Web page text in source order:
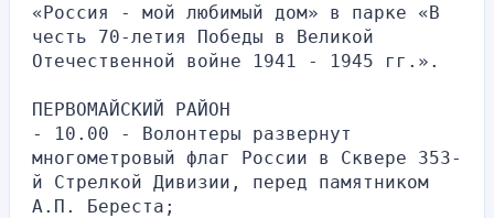
«Россия - мой любимый дом» в парке «В
честь 70-летия Победы в Великой
Отечественной войне 1941 - 1945 гг.».
ПЕРВОМАЙСКИЙ РАЙОН
- 10.00 - Волонтеры развернут
многометровый флаг России в Сквере 353-
й Стрелкой Дивизии, перед памятником
А.П. Береста;